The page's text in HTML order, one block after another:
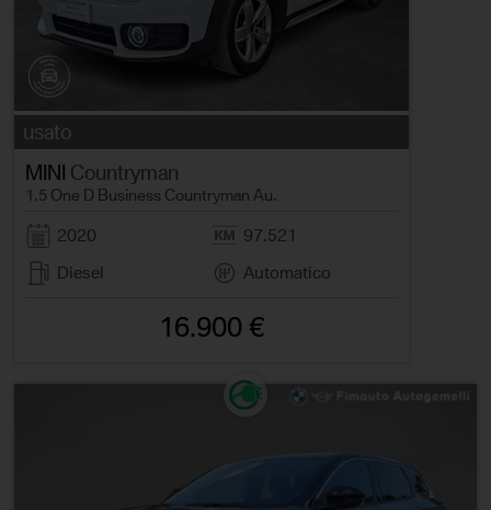
usato
MINI Countryman
1.5 One D Business Countryman Au.
2020
97.521
Diesel
Automatico
16.900 €